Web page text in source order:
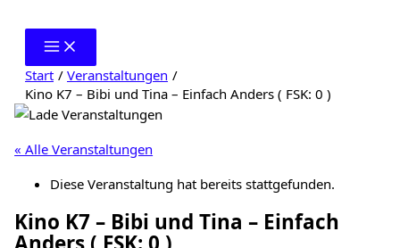
springen
Start
Veranstaltungen
Kino K7 – Bibi und Tina – Einfach Anders ( FSK: 0 )
« Alle Veranstaltungen
Diese Veranstaltung hat bereits stattgefunden.
Kino K7 – Bibi und Tina – Einfach